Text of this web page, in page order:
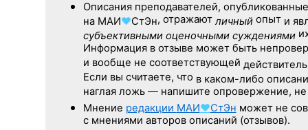
Описания преподавателей, опубликованные
на МАИ♥СтЭн, отражаютличныйопыт и
субъективными оценочными суждениями
Информация в отзыве может быть
и вообще не соответствующей
Если вы считаете, что в каком-либо
наглая ложь — напишите опровержение, не
Мнение редакции МАИ♥СтЭн может не
с мнениями авторов описаний (отзывов).